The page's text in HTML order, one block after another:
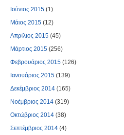
Ιούνιος 2015 (1)
Μάιος 2015 (12)
Απρίλιος 2015 (45)
Μάρτιος 2015 (256)
Φεβρουάριος 2015 (126)
Ιανουάριος 2015 (139)
Δεκέμβριος 2014 (165)
Νοέμβριος 2014 (319)
Οκτώβριος 2014 (38)
Σεπτέμβριος 2014 (4)